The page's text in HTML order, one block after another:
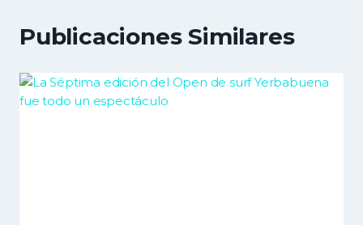
Publicaciones Similares